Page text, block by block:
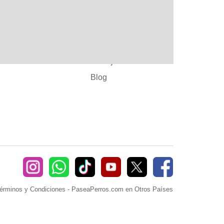
Blog
y Condiciones - PaseaPerros.com en Otros Países